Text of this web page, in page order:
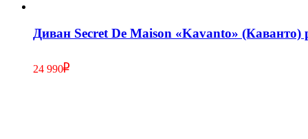
Диван Secret De Maison «Kavanto» (Каванто)
24 990